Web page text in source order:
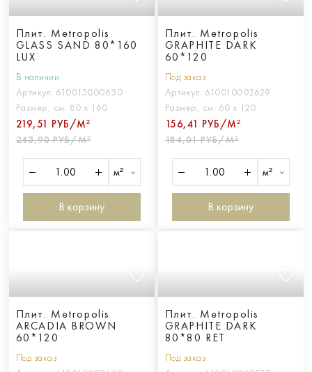
Плит. Metropolis
GLASS SAND 80*160
LUX
В наличии
Артикул: 610015000630
Размер, см: 80 х 160
219,51 РУБ/М²
243,90 РУБ/М²
м²
В корзину
Плит. Metropolis
GRAPHITE DARK
60*120
Под заказ
Артикул: 610010002629
Размер, см: 60 х 120
156,41 РУБ/М²
184,01 РУБ/М²
м²
В корзину
Плит. Metropolis
ARCADIA BROWN
60*120
Под заказ
Плит. Metropolis
GRAPHITE DARK
80*80 RET
Под заказ